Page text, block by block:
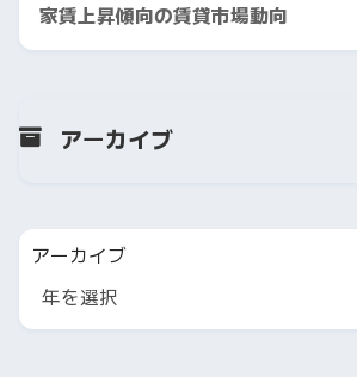
家賃上昇傾向の賃貸市場動向
アーカイブ
アーカイブ